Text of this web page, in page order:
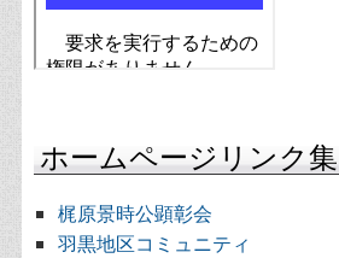
ホームページリンク集
梶原景時公顕彰会
羽黒地区コミュニティ